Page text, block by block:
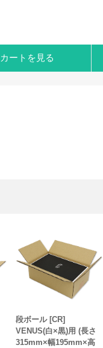
カートを見る
段ボール [CR]
VENUS(白×黒)用 (長さ
315mm×幅195mm×高